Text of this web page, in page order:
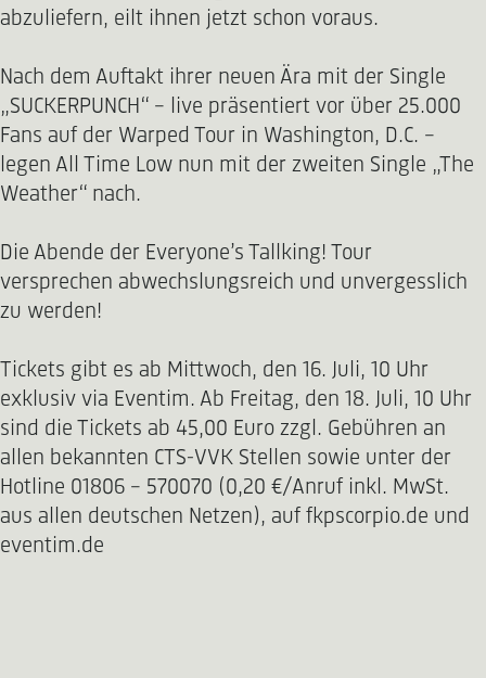
abzuliefern, eilt ihnen jetzt schon voraus.
Nach dem Auftakt ihrer neuen Ära mit der Single
„SUCKERPUNCH“ – live präsentiert vor über 25.000
Fans auf der Warped Tour in Washington, D.C. –
legen All Time Low nun mit der zweiten Single „The
Weather“ nach.
Die Abende der Everyone’s Tallking! Tour
versprechen abwechslungsreich und unvergesslich
zu werden!
Tickets gibt es ab Mittwoch, den 16. Juli, 10 Uhr
exklusiv via Eventim. Ab Freitag, den 18. Juli, 10 Uhr
sind die Tickets ab 45,00 Euro zzgl. Gebühren an
allen bekannten CTS-VVK Stellen sowie unter der
Hotline 01806 - 570070 (0,20 €/Anruf inkl. MwSt.
aus allen deutschen Netzen), auf fkpscorpio.de und
eventim.de